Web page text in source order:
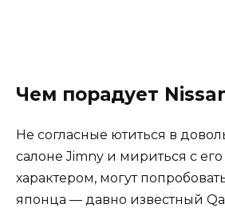
Чем порадует
Не согласные ютиться в
салоне Jimny и мириться с
характером, могут
японца — давно известный